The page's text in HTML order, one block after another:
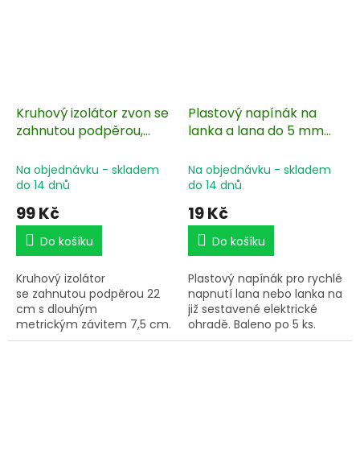
Kruhový izolátor zvon se
zahnutou podpěrou,
10 ks
Na objednávku - skladem
do 14 dnů
99 Kč
Do košíku
Kruhový izolátor
se zahnutou podpěrou 22
cm s dlouhým
metrickým závitem 7,5 cm.
Pro dráty, lanka, lana a
Plastový napínák na
lanka a lana do 5 mm
- 5 ks
Na objednávku - skladem
do 14 dnů
19 Kč
Do košíku
Plastový napínák pro rychlé
napnutí lana nebo lanka na
již sestavené elektrické
ohradě. Baleno po 5 ks.
Instalace bez potřeby